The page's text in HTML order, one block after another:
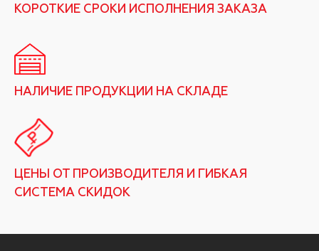
КОРОТКИЕ СРОКИ ИСПОЛНЕНИЯ ЗАКАЗА
НАЛИЧИЕ ПРОДУКЦИИ НА СКЛАДЕ
ЦЕНЫ ОТ ПРОИЗВОДИТЕЛЯ И ГИБКАЯ
СИСТЕМА СКИДОК